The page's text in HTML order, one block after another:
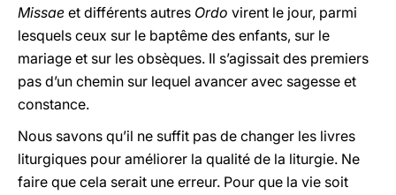
Missae et différents autres Ordo virent le jour, parmi
lesquels ceux sur le baptême des enfants, sur le
mariage et sur les obsèques. Il s’agissait des premiers
pas d’un chemin sur lequel avancer avec sagesse et
constance.
Nous savons qu’il ne suffit pas de changer les livres
liturgiques pour améliorer la qualité de la liturgie. Ne
faire que cela serait une erreur. Pour que la vie soit